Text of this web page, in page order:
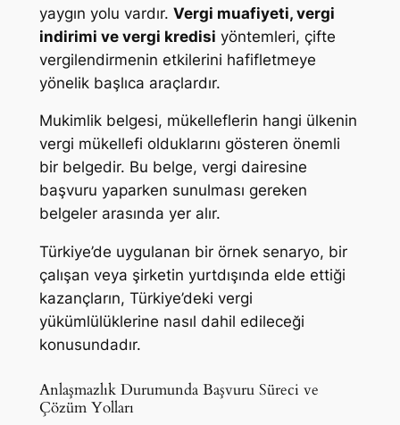
yaygın yolu vardır. Vergi muafiyeti, vergi
indirimi ve vergi kredisi yöntemleri, çifte
vergilendirmenin etkilerini hafifletmeye
yönelik başlıca araçlardır.
Mukimlik belgesi, mükelleflerin hangi ülkenin
vergi mükellefi olduklarını gösteren önemli
bir belgedir. Bu belge, vergi dairesine
başvuru yaparken sunulması gereken
belgeler arasında yer alır.
Türkiye’de uygulanan bir örnek senaryo, bir
çalışan veya şirketin yurtdışında elde ettiği
kazançların, Türkiye’deki vergi
yükümlülüklerine nasıl dahil edileceği
konusundadır.
Anlaşmazlık Durumunda Başvuru Süreci ve
Çözüm Yolları